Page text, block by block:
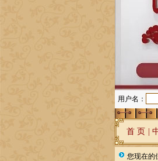
用户名：
首 页
您现在的